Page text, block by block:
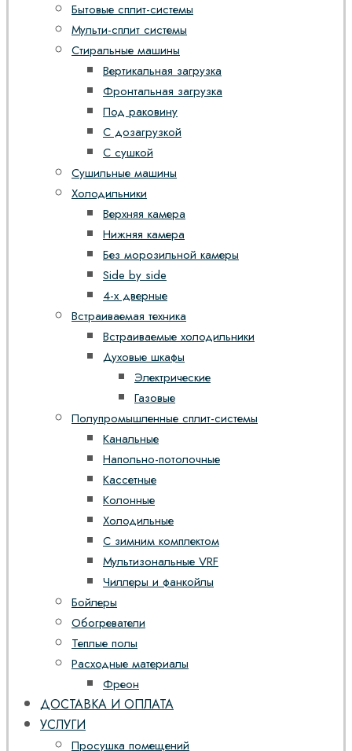
Бытовые сплит-системы
Мульти-сплит системы
Стиральные машины
Вертикальная загрузка
Фронтальная загрузка
Под раковину
С дозагрузкой
С сушкой
Сушильные машины
Холодильники
Верхняя камера
Нижняя камера
Без морозильной камеры
Side by side
4-х дверные
Встраиваемая техника
Встраиваемые холодильники
Духовые шкафы
Электрические
Газовые
Полупромышленные сплит-системы
Канальные
Напольно-потолочные
Кассетные
Колонные
Холодильные
С зимним комплектом
Мультизональные VRF
Чиллеры и фанкойлы
Бойлеры
Обогреватели
Теплые полы
Расходные материалы
Фреон
ДОСТАВКА И ОПЛАТА
УСЛУГИ
Просушка помещений